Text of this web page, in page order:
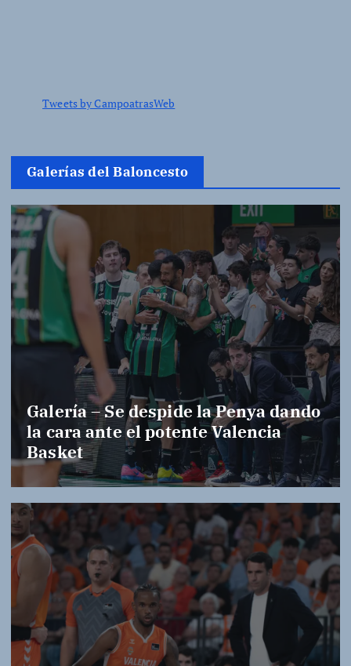
Tweets by CampoatrasWeb
Galerías del Baloncesto
Galería – Se despide la Penya dando
la cara ante el potente Valencia
Basket